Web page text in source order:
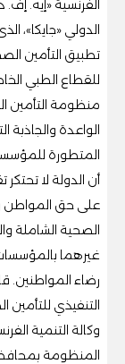
الفرنسية «إيه. إف.
الدولي «جايكا»،
تطبيق التأمين
للقطاع الطبي
منظومة التأمين
الواعدة
المتطورة
أن الدولة لا تحتكر
على حق المواطن
الصحية الشاملة
غيرهما
رضاء المواطنين.
التنفيذي للتأمين
وكالة التنمية
المنظومة